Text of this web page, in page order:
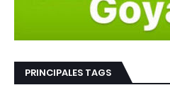
PRINCIPALES TAGS